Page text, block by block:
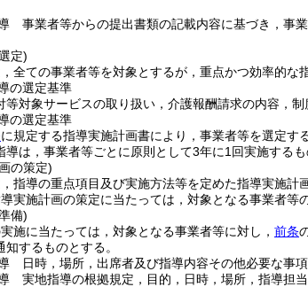
事業者等からの提出書類の記載内容に基づき，事
定)
全ての事業者等を対象とするが，重点かつ効率的な
の選定基準
等対象サービスの取り扱い，介護報酬請求の内容，
の選定基準
に規定する指導実施計画書により，事業者等を選定する
導は，事業者等ごとに原則として3年に1回実施するも
の策定)
指導の重点項目及び実施方法等を定めた指導実施計
実施計画の策定に当たっては，対象となる事業者等
備)
施に当たっては，対象となる事業者等に対し， 前条
するものとする。
日時，場所，出席者及び指導内容その他必要な事項
実地指導の根拠規定，目的，日時，場所，指導担